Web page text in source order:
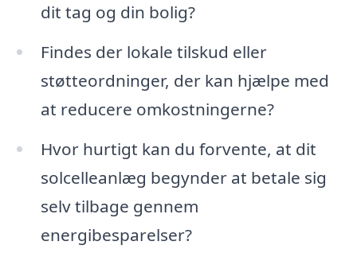
dit tag og din bolig?
Findes der lokale tilskud eller
støtteordninger, der kan hjælpe med
at reducere omkostningerne?
Hvor hurtigt kan du forvente, at dit
solcelleanlæg begynder at betale sig
selv tilbage gennem
energibesparelser?